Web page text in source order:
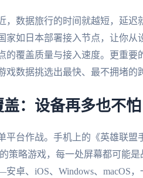
，数据旅行的时间就越短，延
家如日本部署接入节点，让你
的覆盖质量与接入速度。更重
戏数据挑选出最快、最不拥堵的
：设备再多也不怕
平台作战。手机上的《英雄联盟
策略游戏，每一处屏幕都可能
卓、iOS、Windows、macOS